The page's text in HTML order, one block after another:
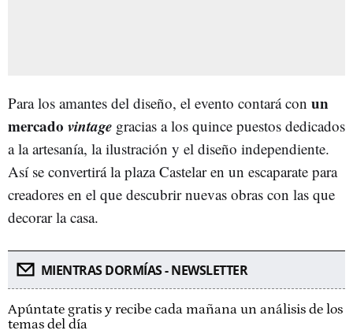
Para los amantes del diseño, el evento contará con un
mercado vintage gracias a los quince puestos dedicados
a la artesanía, la ilustración y el diseño independiente.
Así se convertirá la plaza Castelar en un escaparate para
creadores en el que descubrir nuevas obras con las que
decorar la casa.
MIENTRAS DORMÍAS - NEWSLETTER
Apúntate gratis y recibe cada mañana un análisis de los
temas del día